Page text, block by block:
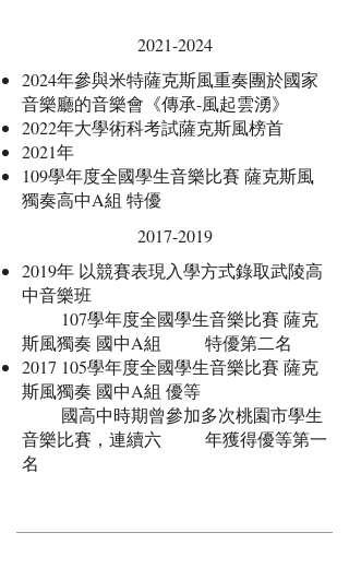
2021-2024
2024年參與米特薩克斯風重奏團於國家
音樂廳的音樂會《傳承-風起雲湧》
2022年大學術科考試薩克斯風榜首
2021年
109學年度全國學生音樂比賽 薩克斯風
獨奏高中A組 特優
2017-2019
2019年 以競賽表現入學方式錄取武陵高
中音樂班
107學年度全國學生音樂比賽 薩克
斯風獨奏 國中A組 特優第二名
2017 105學年度全國學生音樂比賽 薩克
斯風獨奏 國中A組 優等
國高中時期曾參加多次桃園市學生
音樂比賽，連續六 年獲得優等第一
名